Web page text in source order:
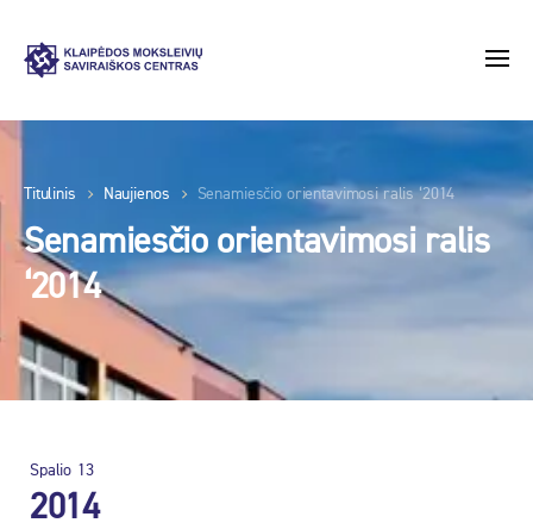
Titulinis Naujienos Senamiesčio orientavimosi ralis ‘2014
Senamiesčio orientavimosi ralis
‘2014
Spalio 13
2014